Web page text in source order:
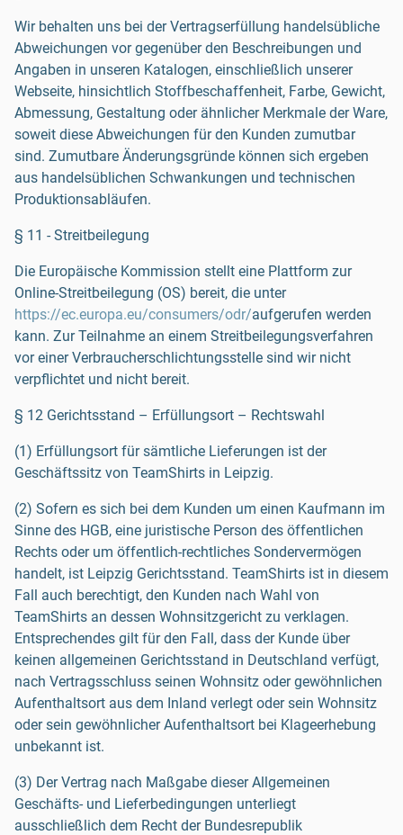
Wir behalten uns bei der Vertragserfüllung handelsübliche
Abweichungen vor gegenüber den Beschreibungen und
Angaben in unseren Katalogen, einschließlich unserer
Webseite, hinsichtlich Stoffbeschaffenheit, Farbe, Gewicht,
Abmessung, Gestaltung oder ähnlicher Merkmale der Ware,
soweit diese Abweichungen für den Kunden zumutbar
sind. Zumutbare Änderungsgründe können sich ergeben
aus handelsüblichen Schwankungen und technischen
Produktionsabläufen.
§ 11 - Streitbeilegung
Die Europäische Kommission stellt eine Plattform zur
Online-Streitbeilegung (OS) bereit, die unter
https://ec.europa.eu/consumers/odr/aufgerufen werden
kann. Zur Teilnahme an einem Streitbeilegungsverfahren
vor einer Verbraucherschlichtungsstelle sind wir nicht
verpflichtet und nicht bereit.
§ 12 Gerichtsstand – Erfüllungsort – Rechtswahl
(1) Erfüllungsort für sämtliche Lieferungen ist der
Geschäftssitz von TeamShirts in Leipzig.
(2) Sofern es sich bei dem Kunden um einen Kaufmann im
Sinne des HGB, eine juristische Person des öffentlichen
Rechts oder um öffentlich-rechtliches Sondervermögen
handelt, ist Leipzig Gerichtsstand. TeamShirts ist in diesem
Fall auch berechtigt, den Kunden nach Wahl von
TeamShirts an dessen Wohnsitzgericht zu verklagen.
Entsprechendes gilt für den Fall, dass der Kunde über
keinen allgemeinen Gerichtsstand in Deutschland verfügt,
nach Vertragsschluss seinen Wohnsitz oder gewöhnlichen
Aufenthaltsort aus dem Inland verlegt oder sein Wohnsitz
oder sein gewöhnlicher Aufenthaltsort bei Klageerhebung
unbekannt ist.
(3) Der Vertrag nach Maßgabe dieser Allgemeinen
Geschäfts- und Lieferbedingungen unterliegt
ausschließlich dem Recht der Bundesrepublik